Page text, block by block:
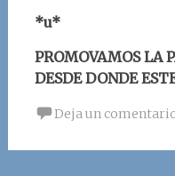
*u*
PROMOVAMOS LA
DESDE DONDE
Deja un